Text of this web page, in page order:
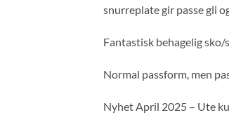
snurreplate gir passe gli
Fantastisk behagelig
Normal passform, men
Nyhet April 2025 – Ute